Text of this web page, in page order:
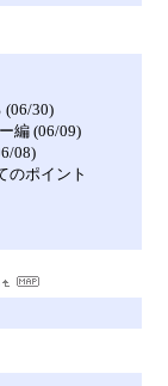
(06/30)
編 (06/09)
08)
のポイント